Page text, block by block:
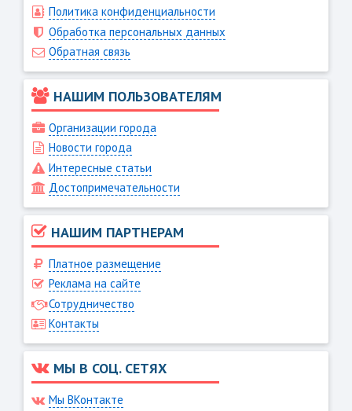
Политика конфиденциальности
Обработка персональных данных
Обратная связь
НАШИМ ПОЛЬЗОВАТЕЛЯМ
Организации города
Новости города
Интересные статьи
Достопримечательности
НАШИМ ПАРТНЕРАМ
Платное размещение
Реклама на сайте
Сотрудничество
Контакты
МЫ В СОЦ. СЕТЯХ
Мы ВКонтакте